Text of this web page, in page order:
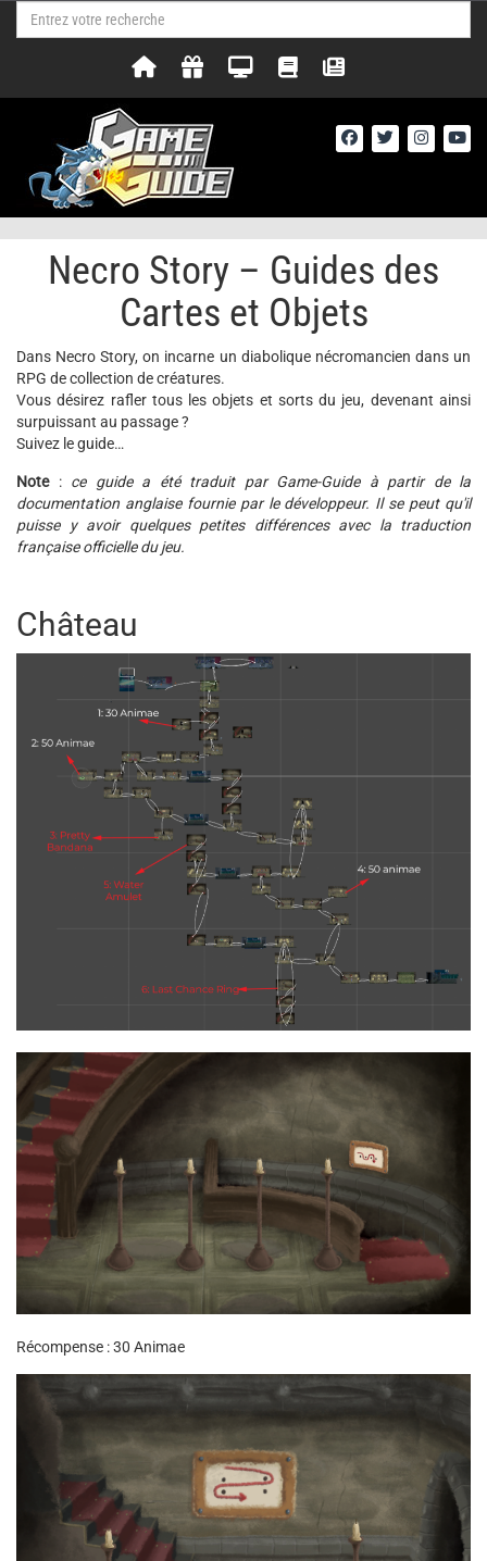
Necro Story – Guides des
Cartes et Objets
Dans Necro Story, on incarne un diabolique nécromancien dans un
RPG de collection de créatures.
Vous désirez rafler tous les objets et sorts du jeu, devenant ainsi
surpuissant au passage ?
Suivez le guide…
Note : ce guide a été traduit par Game-Guide à partir de la
documentation anglaise fournie par le développeur. Il se peut qu'il
puisse y avoir quelques petites différences avec la traduction
française officielle du jeu.
Château
Récompense : 30 Animae